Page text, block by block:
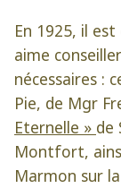
En 1925, il
aime
nécessaires :
Pie, de Mgr
Eternelle » de
Montfort,
Marmon sur